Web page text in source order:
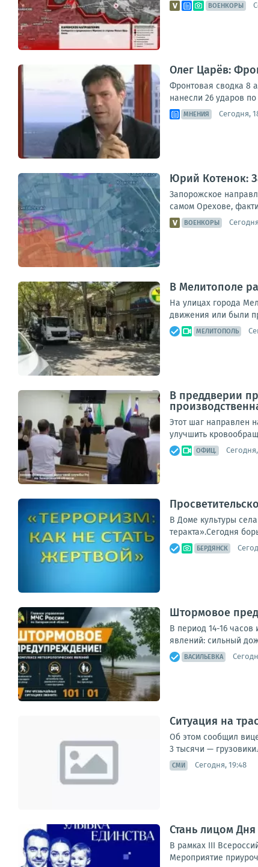
ВОЕНКОРЫ
Олег Царёв:
Фронтовая сводка 8
нанесли 26 ударов
МНЕНИЯ Сегодня,
Юрий Котенок:
Запорожское
самом Орехове,
ВОЕНКОРЫ
В Мелитополе
На улицах города
движения или были
МЕЛИТОПОЛЬ
В преддверии
Этот шаг направлен
улучшить
ОФИЦ.
В Доме культуры
теракта».Сегодня
БЕРДЯНСК
Штормовое
В период 14-16 часов
явлений: сильный
ВАСИЛЬЕВКА
Ситуация на
Об этом сообщил
3 тысячи —
СМИ Сегодня, 19:48
Стань лицом
В рамках III
Мероприятие